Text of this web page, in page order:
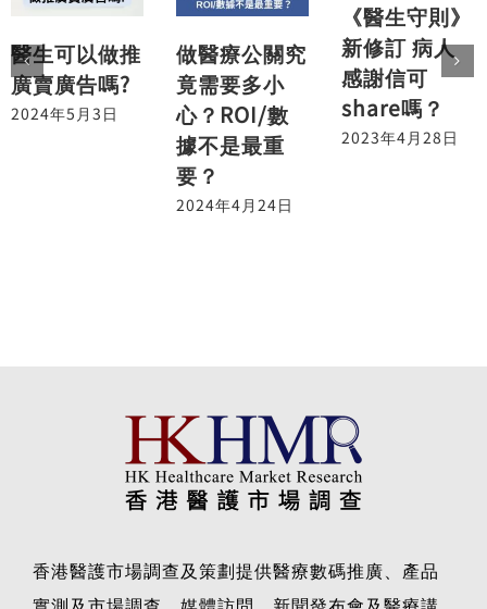
醫生可以做推
廣賣廣告嗎?
2024年5月3日
做醫療公關究
竟需要多小
心？ROI/數
據不是最重
要？
2024年4月24日
《醫生守則》
新修訂 病人
感謝信可
share嗎？
2023年4月28日
香港醫護市場調查及策劃提供醫療數碼推廣、產品